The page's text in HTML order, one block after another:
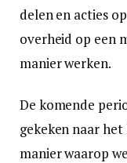
delen en acties
overheid op een
manier werken.
De komende
gekeken naar
manier waarop